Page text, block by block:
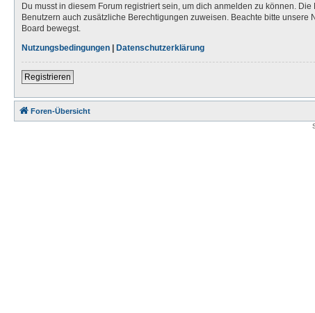
Du musst in diesem Forum registriert sein, um dich anmelden zu können.
Benutzern auch zusätzliche Berechtigungen zuweisen. Beachte bitte
Board bewegst.
Nutzungsbedingungen | Datenschutzerklärung
Registrieren
Foren-Übersicht